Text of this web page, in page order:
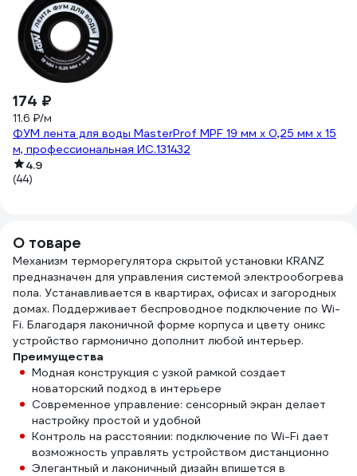
174 ₽
11.6 ₽/м
ФУМ лента для воды MasterProf MPF 19 мм x 0,25 мм x 15
м, профессиональная ИС.131432
4.9
(44)
О товаре
Механизм терморегулятора скрытой установки KRANZ
предназначен для управления системой электрообогрева
пола. Устанавливается в квартирах, офисах и загородных
домах. Поддерживает беспроводное подключение по Wi-
Fi. Благодаря лаконичной форме корпуса и цвету оникс
устройство гармонично дополнит любой интерьер.
Преимущества
Модная конструкция с узкой рамкой создает
новаторский подход в интерьере
Современное управление: сенсорный экран делает
настройку простой и удобной
Контроль на расстоянии: подключение по Wi-Fi дает
возможность управлять устройством дистанционно
Элегантный и лаконичный дизайн впишется в